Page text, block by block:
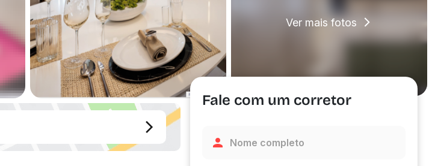
Ver mais fotos
Fale com um corretor